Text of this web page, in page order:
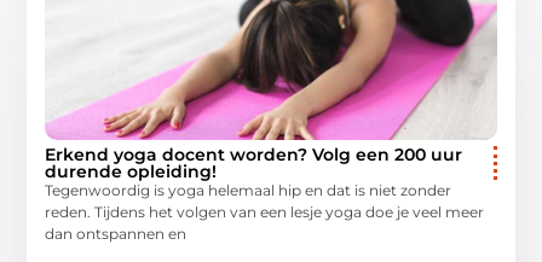
Erkend yoga docent worden? Volg een 200 uur
durende opleiding!
Tegenwoordig is yoga helemaal hip en dat is niet zonder
reden. Tijdens het volgen van een lesje yoga doe je veel meer
dan ontspannen en